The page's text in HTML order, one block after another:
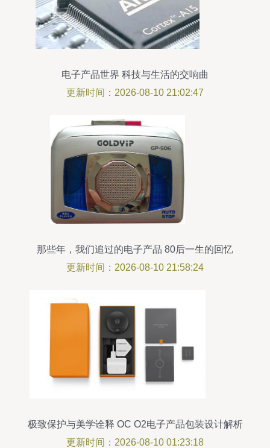
电子产品世界 科技与生活的交响曲
更新时间：2026-08-10 21:02:47
那些年，我们追过的电子产品 80后一生的回忆
更新时间：2026-08-10 21:58:24
极致保护与美学诠释 OC O2电子产品包装设计解析
更新时间：2026-08-10 01:23:18